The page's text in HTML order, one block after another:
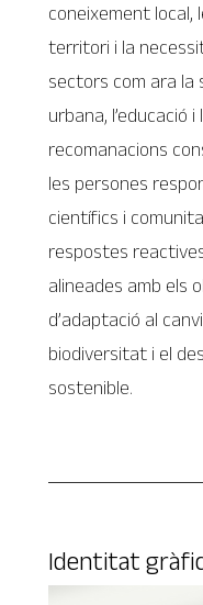
coneixement local,
territori i la
sectors com ara la
urbana, l’educació
recomanacions
les persones
científics i
respostes
alineades amb els
d’adaptació al
biodiversitat i el
sostenible.
Identitat